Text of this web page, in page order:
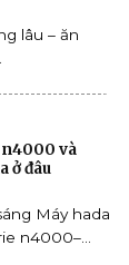
lâu – ăn
n4000 và
ở đâu
Máy hada
n4000–...